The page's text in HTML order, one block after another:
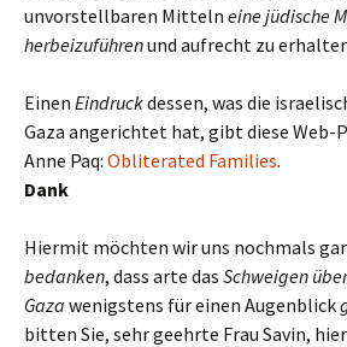
unvorstellbaren Mitteln eine jüdische
herbeizuführenund aufrecht zu
Einen Eindruckdessen, was die
Gaza angerichtet hat, gibt diese Web-
Anne Paq: Obliterated Families.
Dank
Hiermit möchten wir uns nochmals
bedanken, dass arte das Schweigen
Gaza wenigstens für einen Augenblick
bitten Sie, sehr geehrte Frau Savin,